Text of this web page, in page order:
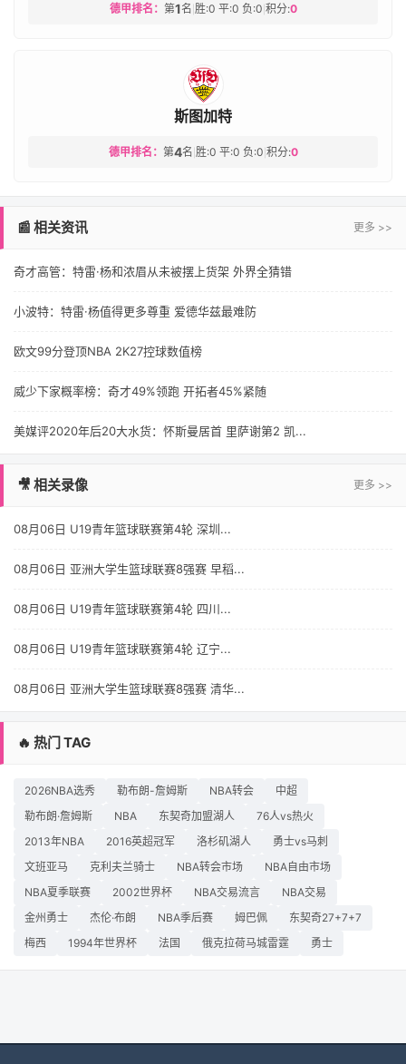
德甲排名： 第1名 胜:0 平:0 负:0 积分:0
斯图加特
德甲排名： 第4名 胜:0 平:0 负:0 积分:0
📰 相关资讯 更多 >>
奇才高管：特雷·杨和浓眉从未被摆上货架 外界全猜错
小波特：特雷·杨值得更多尊重 爱德华兹最难防
欧文99分登顶NBA 2K27控球数值榜
威少下家概率榜：奇才49%领跑 开拓者45%紧随
美媒评2020年后20大水货：怀斯曼居首 里萨谢第2 凯...
🎥 相关录像 更多 >>
08月06日 U19青年篮球联赛第4轮 深圳...
08月06日 亚洲大学生篮球联赛8强赛 早稻...
08月06日 U19青年篮球联赛第4轮 四川...
08月06日 U19青年篮球联赛第4轮 辽宁...
08月06日 亚洲大学生篮球联赛8强赛 清华...
🔥 热门 TAG
2026NBA选秀 勒布朗-詹姆斯 NBA转会
中超
勒布朗·詹姆斯
NBA 东契奇加盟湖人
76人vs热火
2013年NBA
2016英超冠军 洛杉矶湖人
勇士vs马刺
文班亚马
克利夫兰骑士 NBA转会市场
NBA自由市场
NBA夏季联赛
2002世界杯 NBA交易流言
NBA交易
金州勇士
杰伦·布朗 NBA季后赛 姆巴佩
东契奇27+7+7
梅西
1994年世界杯 法国 俄克拉荷马城雷霆 勇士